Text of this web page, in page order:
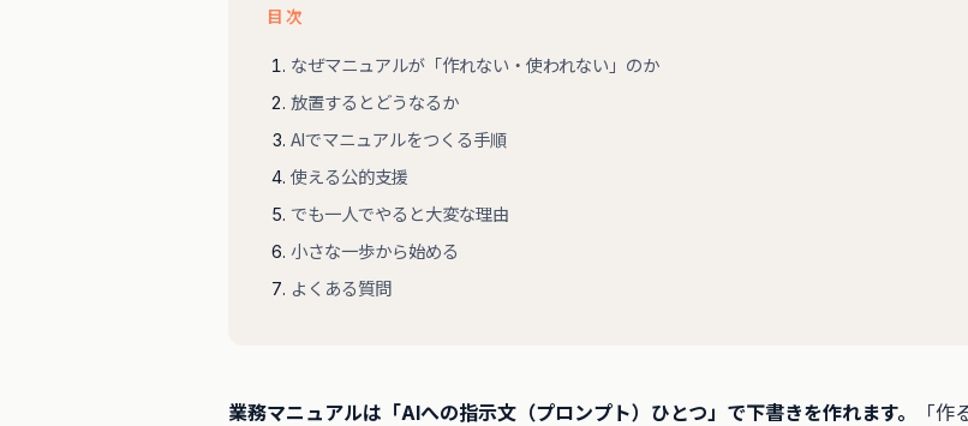
目次
なぜマニュアルが「作れない・使われない」のか
放置するとどうなるか
AIでマニュアルをつくる手順
使える公的支援
でも一人でやると大変な理由
小さな一歩から始める
よくある質問
業務マニュアルは「AIへの指示文（プロンプト）ひとつ」で下書きを作れます。
「作